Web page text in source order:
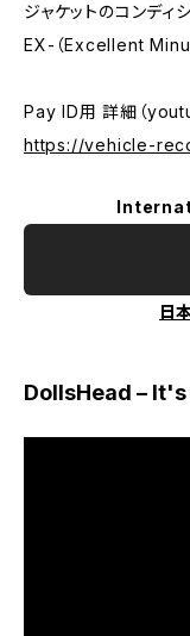
ジャケットのコンディ
EX-（Excellent Minus
Pay ID用 詳細（
https://vehicle-
日
DollsHead –